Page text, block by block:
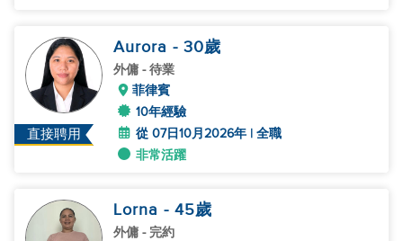
直接聘用
Aurora - 30歲
外傭 - 待業
菲律賓
10年經驗
從 07日10月2026年 | 全職
非常活躍
Lorna - 45歲
外傭 - 完約